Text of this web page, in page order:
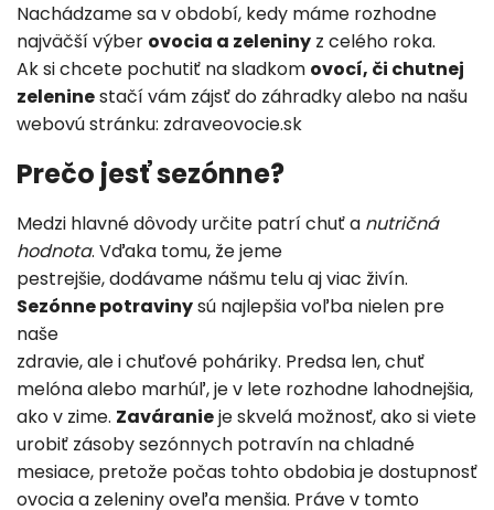
Nachádzame sa v období, kedy máme rozhodne
najväčší výber ovocia a zeleniny z celého roka.
Ak si chcete pochutiť na sladkom ovocí, či chutnej
zeleninestačí vám zájsť do záhradky alebo na našu
webovú stránku: zdraveovocie.sk
Prečo jesť sezónne?
Medzi hlavné dôvody určite patrí chuť a nutričná
hodnota. Vďaka tomu, že jeme
pestrejšie, dodávame nášmu telu aj viac živín.
Sezónne potravinysú najlepšia voľba nielen pre
naše
zdravie, ale i chuťové poháriky. Predsa len, chuť
melóna alebo marhúľ, je v lete rozhodne lahodnejšia,
ako v zime. Zaváranieje skvelá možnosť, ako si viete
urobiť zásoby sezónnych potravín na chladné
mesiace, pretože počas tohto obdobia je dostupnosť
ovocia a zeleniny oveľa menšia. Práve v tomto